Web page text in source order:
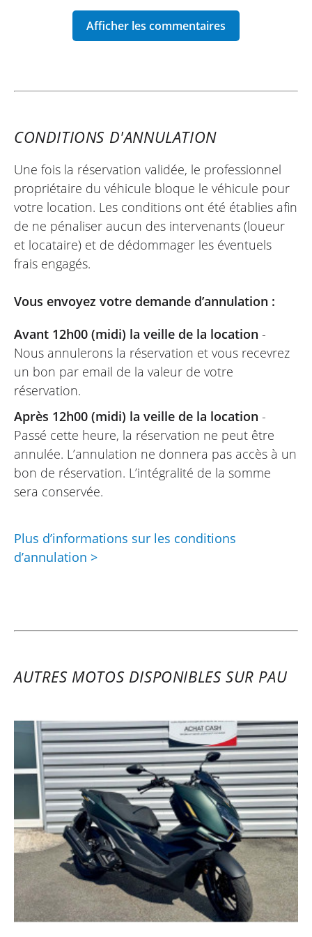
POIDS NET - 194 kg
MODÈLE CADRE - Cadre acier chrome-
époxy
SUSPENSION ARRIÈRE - WP APEX Monoshock
HAUTEUR DE SELLE - 860 mm
ANGLE DE CHASSE - 64.21 °
DÉBATTEMENT AVANT - 180 mm
modèles le temps d'une journée. Merci à
Husqvarna 901 Norden ~ Bike
Avenue
Un plaisir d’avoir utilisé cette Norden pour
la deuxième fois ! Loueur impeccable,
merci à vous
KTM 990 Duke ~ Bike Avenue
Une superbe équipe à la disposition des
clients. Très facile de louer une moto. Je
recommande.
RALF
Husqvarna Vitpilen 125 ~ Bike
Avenue
01/09/2020
compte, les feuilles traduites et le
paiement, Axel et son équipe ont permis
Husqvarna 901 Norden ~ Bike
Avenue
Juillet 2025
Super accueil de l’équipe de Bike Avenue.
Moto neuve, reprise-remise extra rapide,
briefing claire, top ! Un grand merci !
LAURENT
Husqvarna 901 Norden ~ Bike
Avenue
CONDITIONS D'ANNULATION
Une fois la réservation validée, le professionnel
propriétaire du véhicule bloque le véhicule pour
votre location. Les conditions ont été établies afin
de ne pénaliser aucun des intervenants (loueur
et locataire) et de dédommager les éventuels
frais engagés.
Vous envoyez votre demande d’annulation :
Avant 12h00 (midi) la veille de la location -
Nous annulerons la réservation et vous recevrez
un bon par email de la valeur de votre
réservation.
Après 12h00 (midi) la veille de la location -
Passé cette heure, la réservation ne peut être
annulée. L’annulation ne donnera pas accès à un
bon de réservation. L’intégralité de la somme
sera conservée.
Plus d’informations sur les conditions
d’annulation >
AUTRES MOTOS DISPONIBLES SUR PAU